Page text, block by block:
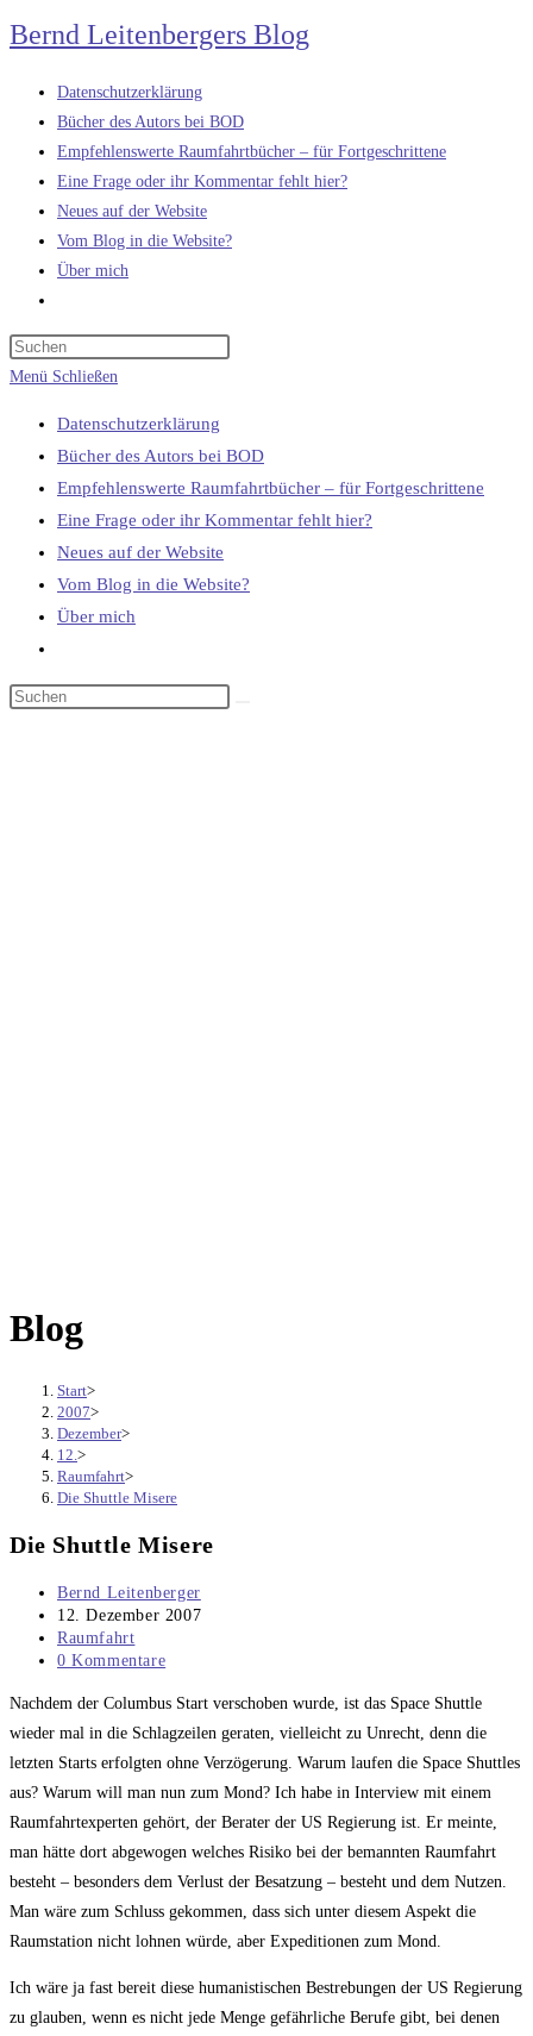
Zum
Inhalt
springen
Bernd Leitenbergers Blog
Datenschutzerklärung
Bücher des Autors bei BOD
Empfehlenswerte Raumfahrtbücher – für Fortgeschrittene
Eine Frage oder ihr Kommentar fehlt hier?
Neues auf der Website
Vom Blog in die Website?
Über mich
umschalten
Menü Schließen
Datenschutzerklärung
Bücher des Autors bei BOD
Empfehlenswerte Raumfahrtbücher – für Fortgeschrittene
Eine Frage oder ihr Kommentar fehlt hier?
Neues auf der Website
Vom Blog in die Website?
Über mich
umschalten
Blog
Start>
2007>
Dezember>
12. >
Raumfahrt>
Die Shuttle Misere
Die Shuttle Misere
Beitrags-
Autor:
Bernd Leitenberger
Beitrag
veröffentlicht:
12. Dezember 2007
Beitrags-
Kategorie:
Raumfahrt
Beitrags-
0 Kommentare
Nachdem der Columbus Start verschoben wurde, ist das Space Shuttle
wieder mal in die Schlagzeilen geraten, vielleicht zu Unrecht, denn die
letzten Starts erfolgten ohne Verzögerung. Warum laufen die Space Shuttles
aus? Warum will man nun zum Mond? Ich habe in Interview mit einem
Raumfahrtexperten gehört, der Berater der US Regierung ist. Er meinte,
man hätte dort abgewogen welches Risiko bei der bemannten Raumfahrt
besteht – besonders dem Verlust der Besatzung – besteht und dem Nutzen.
Man wäre zum Schluss gekommen, dass sich unter diesem Aspekt die
Raumstation nicht lohnen würde, aber Expeditionen zum Mond.
Ich wäre ja fast bereit diese humanistischen Bestrebungen der US Regierung
zu glauben, wenn es nicht jede Menge gefährliche Berufe gibt, bei denen